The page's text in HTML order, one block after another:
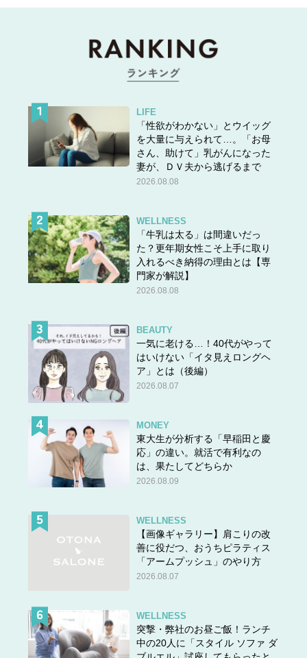
Can I use your phone？ Because my credit card
．
私のクレジットカードが不正利用されているので、電話を
と言えば、ホテルスタッフは状況を理解してくれるでしょ
正利用（インドネシアにいるのに、アメリカやヨーロッパ
で同時利用）されており、カードを再発行してもらいまし
た。
が、先々月、またしても不正利用に遭ったため、こちらが
指定する国以外で決済があった場合、自動的にカードを止
海外旅行に行く際には、不正利用や、紛失などに備え、ク
レジットカードを複数枚持参するのをおすすめします。
★他の問題にもチャレンジ！
LIFE
「性欲がわかない」とウイッグ
を大量に与えられて…。「お母
さん、助けて」乳がんになった
妻が、ＤＶ夫から逃げるまで
2026.08.08
WELLNESS
「牛乳は太る」は間違いだっ
た？更年期女性こそ上手に取り
入れるべき納得の理由とは【専
門家が解説】
2026.08.08
BEAUTY
一気に老ける…！40代がやって
はいけない「イタ見えロングヘ
ア」とは（後編）
2026.08.07
MONEY
東大生が分析する「早稲田と慶
応」の違い。就活で有利なの
は、果たしてどちらか
2026.08.09
WELLNESS
【画像ギャラリー】肩こりの改
善に役だつ、おうちピラティス
「アームプッシュ」のやり方
2026.08.07
WELLNESS
突撃・弊社のお昼ご飯！ランチ
中の20人に「スタイル ソファ ダ